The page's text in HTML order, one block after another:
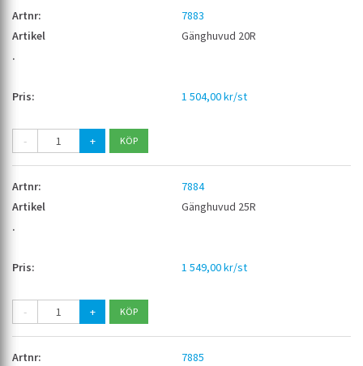
7883
Gänghuvud 20R
1 504,00 kr/st
- +
7884
Gänghuvud 25R
1 549,00 kr/st
- +
7885